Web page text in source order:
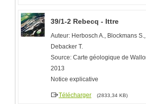
39/1-2 Rebecq - Ittre
Auteur: Herbosch A., Blockmans
Debacker T.
Source: Carte géologique de
2013
Notice explicative
Télécharger (2833,34 KB)